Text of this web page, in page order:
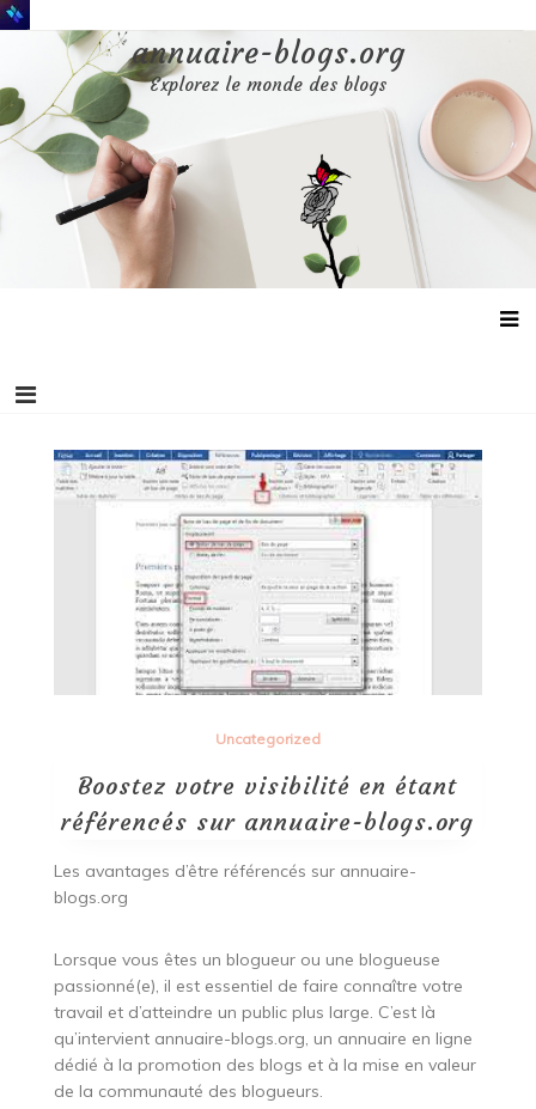
Aller
au
annuaire-blogs.org
Explorez le monde des blogs
Uncategorized
Boostez votre visibilité en étant
référencés sur annuaire-blogs.org
Les avantages d’être référencés sur annuaire-
blogs.org
Lorsque vous êtes un blogueur ou une blogueuse
passionné(e), il est essentiel de faire connaître votre
travail et d’atteindre un public plus large. C’est là
qu’intervient annuaire-blogs.org, un annuaire en ligne
dédié à la promotion des blogs et à la mise en valeur
de la communauté des blogueurs.